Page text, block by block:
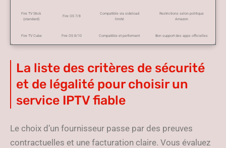
Fire TV Stick
(standard)
Fire OS 7/8
Compatible via sideload
limité
Restrictions selon politique
Amazon
Fire TV Cube Fire OS 8/10 Compatible et performant Bon support des apps officielles
La liste des critères de sécurité
et de légalité pour choisir un
service IPTV fiable
Le choix d’un fournisseur passe par des preuves
contractuelles et une facturation claire. Vous évaluez